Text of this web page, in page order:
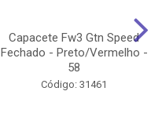
Capacete Fw3 Gtn Speed
Fechado - Preto/Vermelho -
58
Código: 31461